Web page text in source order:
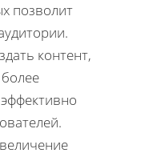
позволит
контент,